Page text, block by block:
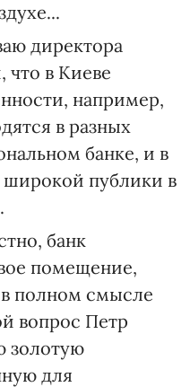
директора
что в Киеве
например,
в разных
банке, и в
широкой публики в
банк
помещение,
полном смысле
вопрос Петр
золотую
для